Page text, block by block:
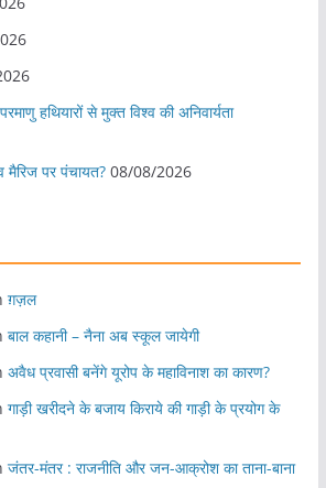
हथियारों से मुक्त विश्व की अनिवार्यता
मैरिज पर पंचायत? 08/08/2026
ग़ज़ल
बाल कहानी – नैना अब स्कूल जायेगी
अवैध प्रवासी बनेंगे यूरोप के महाविनाश का कारण?
गाड़ी खरीदने के बजाय किराये की गाड़ी के प्रयोग के
जंतर-मंतर : राजनीति और जन-आक्रोश का ताना-बाना